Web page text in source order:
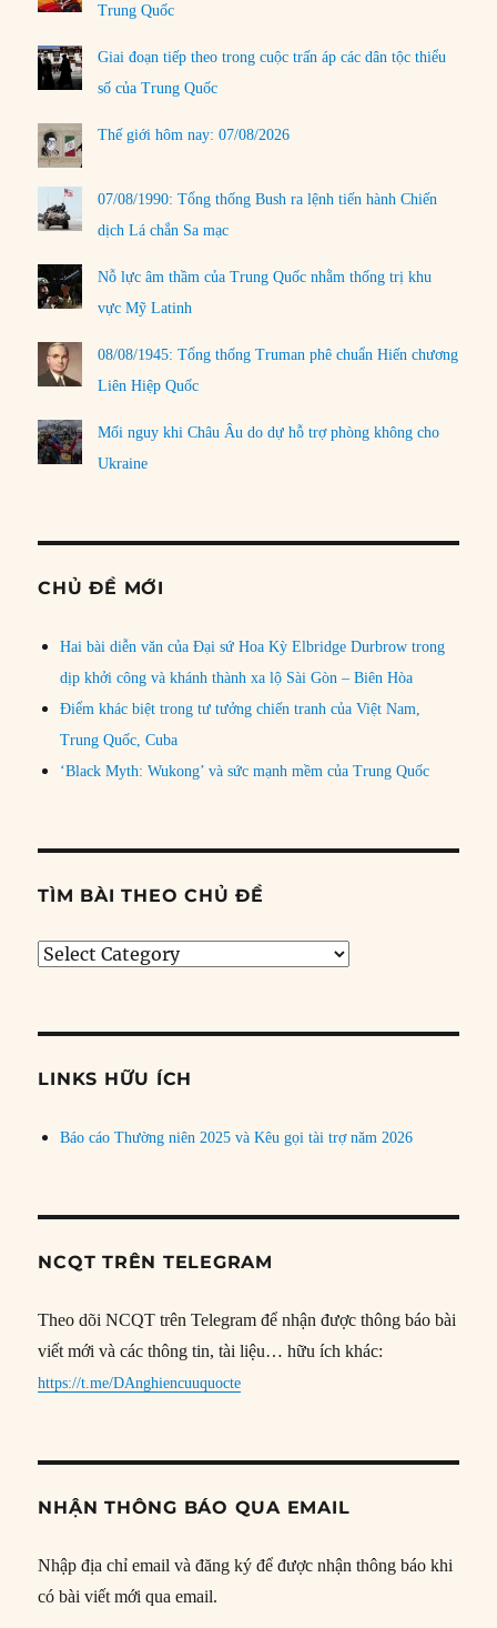
Trung Quốc
Giai đoạn tiếp theo trong cuộc trấn áp các dân tộc thiểu
số của Trung Quốc
Thế giới hôm nay: 07/08/2026
07/08/1990: Tổng thống Bush ra lệnh tiến hành Chiến
dịch Lá chắn Sa mạc
Nỗ lực âm thầm của Trung Quốc nhằm thống trị khu
vực Mỹ Latinh
08/08/1945: Tổng thống Truman phê chuẩn Hiến chương
Liên Hiệp Quốc
Mối nguy khi Châu Âu do dự hỗ trợ phòng không cho
Ukraine
CHỦ ĐỀ MỚI
Hai bài diễn văn của Đại sứ Hoa Kỳ Elbridge Durbrow trong
dịp khởi công và khánh thành xa lộ Sài Gòn – Biên Hòa
Điểm khác biệt trong tư tưởng chiến tranh của Việt Nam,
Trung Quốc, Cuba
‘Black Myth: Wukong’ và sức mạnh mềm của Trung Quốc
TÌM BÀI THEO CHỦ ĐỀ
Tìm
đề
LINKS HỮU ÍCH
Báo cáo Thường niên 2025 và Kêu gọi tài trợ năm 2026
NCQT TRÊN TELEGRAM
Theo dõi NCQT trên Telegram để nhận được thông báo bài
viết mới và các thông tin, tài liệu… hữu ích khác:
https://t.me/DAnghiencuuquocte
NHẬN THÔNG BÁO QUA EMAIL
Nhập địa chỉ email và đăng ký để được nhận thông báo khi
có bài viết mới qua email.